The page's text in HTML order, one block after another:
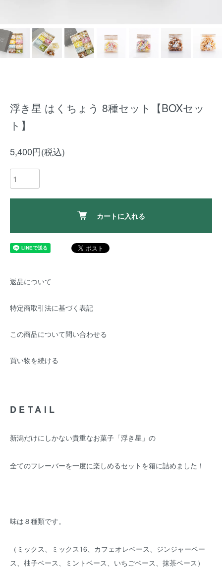
浮き星 はくちょう 8種セット【BOXセッ
ト】
5,400円(税込)
カートに入れる
返品について
特定商取引法に基づく表記
この商品について問い合わせる
買い物を続ける
DETAIL
新潟だけにしかない貴重なお菓子「浮き星」の
全てのフレーバーを一度に楽しめるセットを箱に詰めました！
味は８種類です。
（ミックス、ミックス16、カフェオレベース、ジンジャーベー
ス、柚子ベース、ミントベース、いちごベース、抹茶ベース）